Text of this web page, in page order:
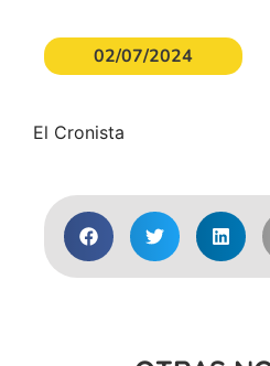
02/07/2024
El Cronista